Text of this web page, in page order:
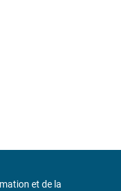
et de la